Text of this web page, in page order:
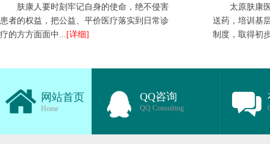
肤康人要时刻牢记自身的使命，绝不侵害
患者的权益，把公益、平价医疗落实到日常诊
疗的方方面面中... [详细]
太原肤康
送药，培训基
制度，取得初
网站首页
Home
QQ咨询
QQ Consulting